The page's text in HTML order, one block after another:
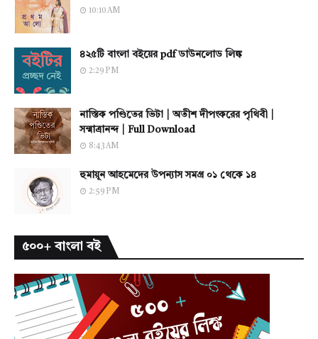
10:10 AM
৪২৫টি বাংলা বইয়ের pdf ডাউনলোড লিঙ্ক
2:29 PM
নাস্তিক পণ্ডিতের ভিটা | অতীশ দীপংকরের পৃথিবী |
সন্মাত্রানন্দ | Full Download
8:43 AM
হুমায়ূন আহমেদের উপন্যাস সমগ্র ০১ থেকে ১৪
2:59 PM
৫০০+ বাংলা বই